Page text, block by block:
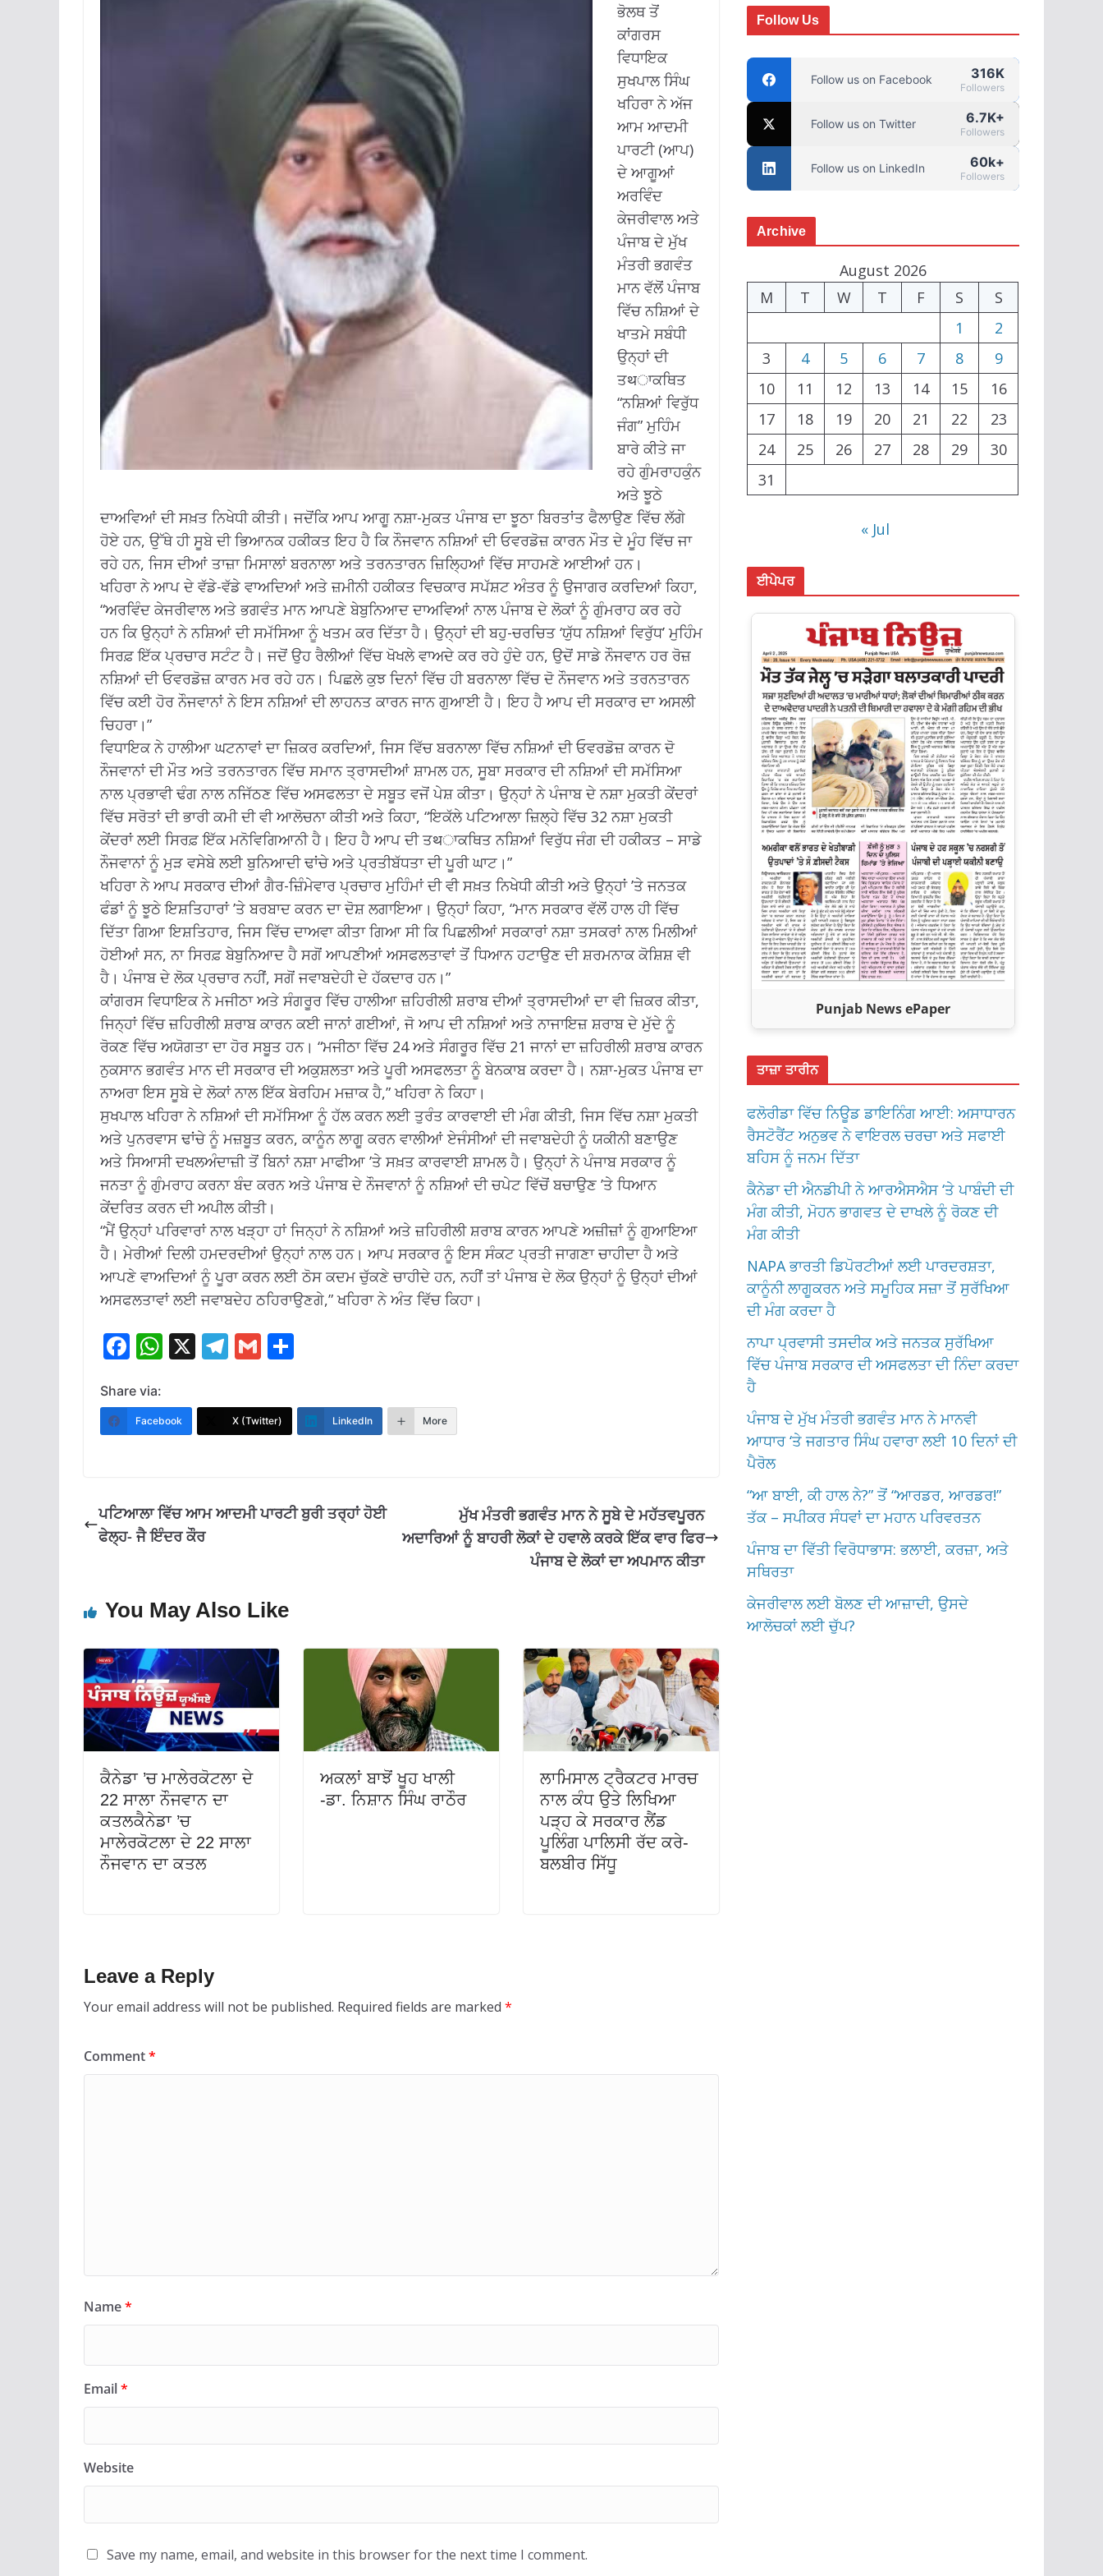
ਭੋਲਥ ਤੋਂ
ਕਾਂਗਰਸ
ਵਿਧਾਇਕ
ਸੁਖਪਾਲ ਸਿੰਘ
ਖਹਿਰਾ ਨੇ ਅੱਜ
ਆਮ ਆਦਮੀ
ਪਾਰਟੀ (ਆਪ)
ਦੇ ਆਗੂਆਂ
ਅਰਵਿੰਦ
ਕੇਜਰੀਵਾਲ ਅਤੇ
ਪੰਜਾਬ ਦੇ ਮੁੱਖ
ਮੰਤਰੀ ਭਗਵੰਤ
ਮਾਨ ਵੱਲੋਂ ਪੰਜਾਬ
ਵਿੱਚ ਨਸ਼ਿਆਂ ਦੇ
ਖਾਤਮੇ ਸਬੰਧੀ
ਉਨ੍ਹਾਂ ਦੀ
ਤथਾਕਥਿਤ
“ਨਸ਼ਿਆਂ ਵਿਰੁੱਧ
ਜੰਗ” ਮੁਹਿੰਮ
ਬਾਰੇ ਕੀਤੇ ਜਾ
ਰਹੇ ਗੁੰਮਰਾਹਕੁੰਨ
ਅਤੇ ਝੂਠੇ
ਦਾਅਵਿਆਂ ਦੀ ਸਖ਼ਤ ਨਿਖੇਧੀ ਕੀਤੀ। ਜਦੋਂਕਿ ਆਪ ਆਗੂ ਨਸ਼ਾ-ਮੁਕਤ ਪੰਜਾਬ ਦਾ ਝੂਠਾ ਬਿਰਤਾਂਤ ਫੈਲਾਉਣ ਵਿੱਚ ਲੱਗੇ
ਹੋਏ ਹਨ, ਉੱਥੇ ਹੀ ਸੂਬੇ ਦੀ ਭਿਆਨਕ ਹਕੀਕਤ ਇਹ ਹੈ ਕਿ ਨੌਜਵਾਨ ਨਸ਼ਿਆਂ ਦੀ ਓਵਰਡੋਜ਼ ਕਾਰਨ ਮੌਤ ਦੇ ਮੂੰਹ ਵਿੱਚ ਜਾ
ਰਹੇ ਹਨ, ਜਿਸ ਦੀਆਂ ਤਾਜ਼ਾ ਮਿਸਾਲਾਂ ਬਰਨਾਲਾ ਅਤੇ ਤਰਨਤਾਰਨ ਜ਼ਿਲ੍ਹਿਆਂ ਵਿੱਚ ਸਾਹਮਣੇ ਆਈਆਂ ਹਨ।
ਖਹਿਰਾ ਨੇ ਆਪ ਦੇ ਵੱਡੇ-ਵੱਡੇ ਵਾਅਦਿਆਂ ਅਤੇ ਜ਼ਮੀਨੀ ਹਕੀਕਤ ਵਿਚਕਾਰ ਸਪੱਸ਼ਟ ਅੰਤਰ ਨੂੰ ਉਜਾਗਰ ਕਰਦਿਆਂ ਕਿਹਾ,
“ਅਰਵਿੰਦ ਕੇਜਰੀਵਾਲ ਅਤੇ ਭਗਵੰਤ ਮਾਨ ਆਪਣੇ ਬੇਬੁਨਿਆਦ ਦਾਅਵਿਆਂ ਨਾਲ ਪੰਜਾਬ ਦੇ ਲੋਕਾਂ ਨੂੰ ਗੁੰਮਰਾਹ ਕਰ ਰਹੇ
ਹਨ ਕਿ ਉਨ੍ਹਾਂ ਨੇ ਨਸ਼ਿਆਂ ਦੀ ਸਮੱਸਿਆ ਨੂੰ ਖਤਮ ਕਰ ਦਿੱਤਾ ਹੈ। ਉਨ੍ਹਾਂ ਦੀ ਬਹੁ-ਚਰਚਿਤ ‘ਯੁੱਧ ਨਸ਼ਿਆਂ ਵਿਰੁੱਧ’ ਮੁਹਿੰਮ
ਸਿਰਫ਼ ਇੱਕ ਪ੍ਰਚਾਰ ਸਟੰਟ ਹੈ। ਜਦੋਂ ਉਹ ਰੈਲੀਆਂ ਵਿੱਚ ਖੋਖਲੇ ਵਾਅਦੇ ਕਰ ਰਹੇ ਹੁੰਦੇ ਹਨ, ਉਦੋਂ ਸਾਡੇ ਨੌਜਵਾਨ ਹਰ ਰੋਜ਼
ਨਸ਼ਿਆਂ ਦੀ ਓਵਰਡੋਜ਼ ਕਾਰਨ ਮਰ ਰਹੇ ਹਨ। ਪਿਛਲੇ ਕੁਝ ਦਿਨਾਂ ਵਿੱਚ ਹੀ ਬਰਨਾਲਾ ਵਿੱਚ ਦੋ ਨੌਜਵਾਨ ਅਤੇ ਤਰਨਤਾਰਨ
ਵਿੱਚ ਕਈ ਹੋਰ ਨੌਜਵਾਨਾਂ ਨੇ ਇਸ ਨਸ਼ਿਆਂ ਦੀ ਲਾਹਨਤ ਕਾਰਨ ਜਾਨ ਗੁਆਈ ਹੈ। ਇਹ ਹੈ ਆਪ ਦੀ ਸਰਕਾਰ ਦਾ ਅਸਲੀ
ਚਿਹਰਾ।”
ਵਿਧਾਇਕ ਨੇ ਹਾਲੀਆ ਘਟਨਾਵਾਂ ਦਾ ਜ਼ਿਕਰ ਕਰਦਿਆਂ, ਜਿਸ ਵਿੱਚ ਬਰਨਾਲਾ ਵਿੱਚ ਨਸ਼ਿਆਂ ਦੀ ਓਵਰਡੋਜ਼ ਕਾਰਨ ਦੋ
ਨੌਜਵਾਨਾਂ ਦੀ ਮੌਤ ਅਤੇ ਤਰਨਤਾਰਨ ਵਿੱਚ ਸਮਾਨ ਤ੍ਰਾਸਦੀਆਂ ਸ਼ਾਮਲ ਹਨ, ਸੂਬਾ ਸਰਕਾਰ ਦੀ ਨਸ਼ਿਆਂ ਦੀ ਸਮੱਸਿਆ
ਨਾਲ ਪ੍ਰਭਾਵੀ ਢੰਗ ਨਾਲ ਨਜਿੱਠਣ ਵਿੱਚ ਅਸਫਲਤਾ ਦੇ ਸਬੂਤ ਵਜੋਂ ਪੇਸ਼ ਕੀਤਾ। ਉਨ੍ਹਾਂ ਨੇ ਪੰਜਾਬ ਦੇ ਨਸ਼ਾ ਮੁਕਤੀ ਕੇਂਦਰਾਂ
ਵਿੱਚ ਸਰੋਤਾਂ ਦੀ ਭਾਰੀ ਕਮੀ ਦੀ ਵੀ ਆਲੋਚਨਾ ਕੀਤੀ ਅਤੇ ਕਿਹਾ, “ਇਕੱਲੇ ਪਟਿਆਲਾ ਜ਼ਿਲ੍ਹੇ ਵਿੱਚ 32 ਨਸ਼ਾ ਮੁਕਤੀ
ਕੇਂਦਰਾਂ ਲਈ ਸਿਰਫ਼ ਇੱਕ ਮਨੋਵਿਗਿਆਨੀ ਹੈ। ਇਹ ਹੈ ਆਪ ਦੀ ਤथਾਕਥਿਤ ਨਸ਼ਿਆਂ ਵਿਰੁੱਧ ਜੰਗ ਦੀ ਹਕੀਕਤ – ਸਾਡੇ
ਨੌਜਵਾਨਾਂ ਨੂੰ ਮੁੜ ਵਸੇਬੇ ਲਈ ਬੁਨਿਆਦੀ ਢਾਂਚੇ ਅਤੇ ਪ੍ਰਤੀਬੱਧਤਾ ਦੀ ਪੂਰੀ ਘਾਟ।”
ਖਹਿਰਾ ਨੇ ਆਪ ਸਰਕਾਰ ਦੀਆਂ ਗੈਰ-ਜ਼ਿੰਮੇਵਾਰ ਪ੍ਰਚਾਰ ਮੁਹਿੰਮਾਂ ਦੀ ਵੀ ਸਖ਼ਤ ਨਿਖੇਧੀ ਕੀਤੀ ਅਤੇ ਉਨ੍ਹਾਂ ’ਤੇ ਜਨਤਕ
ਫੰਡਾਂ ਨੂੰ ਝੂਠੇ ਇਸ਼ਤਿਹਾਰਾਂ ’ਤੇ ਬਰਬਾਦ ਕਰਨ ਦਾ ਦੋਸ਼ ਲਗਾਇਆ। ਉਨ੍ਹਾਂ ਕਿਹਾ, “ਮਾਨ ਸਰਕਾਰ ਵੱਲੋਂ ਹਾਲ ਹੀ ਵਿੱਚ
ਦਿੱਤਾ ਗਿਆ ਇਸ਼ਤਿਹਾਰ, ਜਿਸ ਵਿੱਚ ਦਾਅਵਾ ਕੀਤਾ ਗਿਆ ਸੀ ਕਿ ਪਿਛਲੀਆਂ ਸਰਕਾਰਾਂ ਨਸ਼ਾ ਤਸਕਰਾਂ ਨਾਲ ਮਿਲੀਆਂ
ਹੋਈਆਂ ਸਨ, ਨਾ ਸਿਰਫ਼ ਬੇਬੁਨਿਆਦ ਹੈ ਸਗੋਂ ਆਪਣੀਆਂ ਅਸਫਲਤਾਵਾਂ ਤੋਂ ਧਿਆਨ ਹਟਾਉਣ ਦੀ ਸ਼ਰਮਨਾਕ ਕੋਸ਼ਿਸ਼ ਵੀ
ਹੈ। ਪੰਜਾਬ ਦੇ ਲੋਕ ਪ੍ਰਚਾਰ ਨਹੀਂ, ਸਗੋਂ ਜਵਾਬਦੇਹੀ ਦੇ ਹੱਕਦਾਰ ਹਨ।”
ਕਾਂਗਰਸ ਵਿਧਾਇਕ ਨੇ ਮਜੀਠਾ ਅਤੇ ਸੰਗਰੂਰ ਵਿੱਚ ਹਾਲੀਆ ਜ਼ਹਿਰੀਲੀ ਸ਼ਰਾਬ ਦੀਆਂ ਤ੍ਰਾਸਦੀਆਂ ਦਾ ਵੀ ਜ਼ਿਕਰ ਕੀਤਾ,
ਜਿਨ੍ਹਾਂ ਵਿੱਚ ਜ਼ਹਿਰੀਲੀ ਸ਼ਰਾਬ ਕਾਰਨ ਕਈ ਜਾਨਾਂ ਗਈਆਂ, ਜੋ ਆਪ ਦੀ ਨਸ਼ਿਆਂ ਅਤੇ ਨਾਜਾਇਜ਼ ਸ਼ਰਾਬ ਦੇ ਮੁੱਦੇ ਨੂੰ
ਰੋਕਣ ਵਿੱਚ ਅਯੋਗਤਾ ਦਾ ਹੋਰ ਸਬੂਤ ਹਨ। “ਮਜੀਠਾ ਵਿੱਚ 24 ਅਤੇ ਸੰਗਰੂਰ ਵਿੱਚ 21 ਜਾਨਾਂ ਦਾ ਜ਼ਹਿਰੀਲੀ ਸ਼ਰਾਬ ਕਾਰਨ
ਨੁਕਸਾਨ ਭਗਵੰਤ ਮਾਨ ਦੀ ਸਰਕਾਰ ਦੀ ਅਕੁਸ਼ਲਤਾ ਅਤੇ ਪੂਰੀ ਅਸਫਲਤਾ ਨੂੰ ਬੇਨਕਾਬ ਕਰਦਾ ਹੈ। ਨਸ਼ਾ-ਮੁਕਤ ਪੰਜਾਬ ਦਾ
ਨਾਅਰਾ ਇਸ ਸੂਬੇ ਦੇ ਲੋਕਾਂ ਨਾਲ ਇੱਕ ਬੇਰਹਿਮ ਮਜ਼ਾਕ ਹੈ,” ਖਹਿਰਾ ਨੇ ਕਿਹਾ।
ਸੁਖਪਾਲ ਖਹਿਰਾ ਨੇ ਨਸ਼ਿਆਂ ਦੀ ਸਮੱਸਿਆ ਨੂੰ ਹੱਲ ਕਰਨ ਲਈ ਤੁਰੰਤ ਕਾਰਵਾਈ ਦੀ ਮੰਗ ਕੀਤੀ, ਜਿਸ ਵਿੱਚ ਨਸ਼ਾ ਮੁਕਤੀ
ਅਤੇ ਪੁਨਰਵਾਸ ਢਾਂਚੇ ਨੂੰ ਮਜ਼ਬੂਤ ਕਰਨ, ਕਾਨੂੰਨ ਲਾਗੂ ਕਰਨ ਵਾਲੀਆਂ ਏਜੰਸੀਆਂ ਦੀ ਜਵਾਬਦੇਹੀ ਨੂੰ ਯਕੀਨੀ ਬਣਾਉਣ
ਅਤੇ ਸਿਆਸੀ ਦਖਲਅੰਦਾਜ਼ੀ ਤੋਂ ਬਿਨਾਂ ਨਸ਼ਾ ਮਾਫੀਆ ’ਤੇ ਸਖ਼ਤ ਕਾਰਵਾਈ ਸ਼ਾਮਲ ਹੈ। ਉਨ੍ਹਾਂ ਨੇ ਪੰਜਾਬ ਸਰਕਾਰ ਨੂੰ
ਜਨਤਾ ਨੂੰ ਗੁੰਮਰਾਹ ਕਰਨਾ ਬੰਦ ਕਰਨ ਅਤੇ ਪੰਜਾਬ ਦੇ ਨੌਜਵਾਨਾਂ ਨੂੰ ਨਸ਼ਿਆਂ ਦੀ ਚਪੇਟ ਵਿੱਚੋਂ ਬਚਾਉਣ ’ਤੇ ਧਿਆਨ
ਕੇਂਦਰਿਤ ਕਰਨ ਦੀ ਅਪੀਲ ਕੀਤੀ।
“ਮੈਂ ਉਨ੍ਹਾਂ ਪਰਿਵਾਰਾਂ ਨਾਲ ਖੜ੍ਹਾ ਹਾਂ ਜਿਨ੍ਹਾਂ ਨੇ ਨਸ਼ਿਆਂ ਅਤੇ ਜ਼ਹਿਰੀਲੀ ਸ਼ਰਾਬ ਕਾਰਨ ਆਪਣੇ ਅਜ਼ੀਜ਼ਾਂ ਨੂੰ ਗੁਆਇਆ
ਹੈ। ਮੇਰੀਆਂ ਦਿਲੀ ਹਮਦਰਦੀਆਂ ਉਨ੍ਹਾਂ ਨਾਲ ਹਨ। ਆਪ ਸਰਕਾਰ ਨੂੰ ਇਸ ਸੰਕਟ ਪ੍ਰਤੀ ਜਾਗਣਾ ਚਾਹੀਦਾ ਹੈ ਅਤੇ
ਆਪਣੇ ਵਾਅਦਿਆਂ ਨੂੰ ਪੂਰਾ ਕਰਨ ਲਈ ਠੋਸ ਕਦਮ ਚੁੱਕਣੇ ਚਾਹੀਦੇ ਹਨ, ਨਹੀਂ ਤਾਂ ਪੰਜਾਬ ਦੇ ਲੋਕ ਉਨ੍ਹਾਂ ਨੂੰ ਉਨ੍ਹਾਂ ਦੀਆਂ
ਅਸਫਲਤਾਵਾਂ ਲਈ ਜਵਾਬਦੇਹ ਠਹਿਰਾਉਣਗੇ,” ਖਹਿਰਾ ਨੇ ਅੰਤ ਵਿੱਚ ਕਿਹਾ।
F
e
b
k
W
at
s
p
X T
e
gr
G
ai
l
ar
e
Share via:
Facebook X (Twitter) LinkedIn More
ਪਟਿਆਲਾ ਵਿੱਚ ਆਮ ਆਦਮੀ ਪਾਰਟੀ ਬੁਰੀ ਤਰ੍ਹਾਂ ਹੋਈ
ਫੇਲ੍ਹ- ਜੈ ਇੰਦਰ ਕੌਰ
ਮੁੱਖ ਮੰਤਰੀ ਭਗਵੰਤ ਮਾਨ ਨੇ ਸੂਬੇ ਦੇ ਮਹੱਤਵਪੂਰਨ
ਅਦਾਰਿਆਂ ਨੂੰ ਬਾਹਰੀ ਲੋਕਾਂ ਦੇ ਹਵਾਲੇ ਕਰਕੇ ਇੱਕ ਵਾਰ ਫਿਰ
ਪੰਜਾਬ ਦੇ ਲੋਕਾਂ ਦਾ ਅਪਮਾਨ ਕੀਤਾ
You May Also Like
ਕੈਨੇਡਾ ’ਚ ਮਾਲੇਰਕੋਟਲਾ ਦੇ
22 ਸਾਲਾ ਨੌਜਵਾਨ ਦਾ
ਕਤਲਕੈਨੇਡਾ ’ਚ
ਮਾਲੇਰਕੋਟਲਾ ਦੇ 22 ਸਾਲਾ
ਨੌਜਵਾਨ ਦਾ ਕਤਲ
ਅਕਲਾਂ ਬਾਝੋਂ ਖੂਹ ਖਾਲੀ
-ਡਾ. ਨਿਸ਼ਾਨ ਸਿੰਘ ਰਾਠੌਰ
ਲਾਮਿਸਾਲ ਟ੍ਰੈਕਟਰ ਮਾਰਚ
ਨਾਲ ਕੰਧ ਉਤੇ ਲਿਖਿਆ
ਪੜ੍ਹ ਕੇ ਸਰਕਾਰ ਲੈਂਡ
ਪੂਲਿੰਗ ਪਾਲਿਸੀ ਰੱਦ ਕਰੇ-
ਬਲਬੀਰ ਸਿੱਧੂ
Leave a Reply
Your email address will not be published. Required fields are marked *
Comment*
Name*
Email*
Website
Save my name, email, and website in this browser for the next time I comment.
Follow Us
Follow us on Facebook 316K
Followers
Follow us on Twitter 6.7K+
Followers
Follow us on LinkedIn 60k+
Followers
Archive
August 2026
M
T W T F S
S
1
2
3
4 5 6 7 8
9
10
11 12 13 14 15
16
17
18 19 20 21 22
23
24
25 26 27 28 29
30
31
« Jul
ਈਪੇਪਰ
Punjab News ePaper
ਤਾਜ਼ਾ ਤਾਰੀਨ
ਫਲੋਰੀਡਾ ਵਿੱਚ ਨਿਊਡ ਡਾਇਨਿੰਗ ਆਈ: ਅਸਾਧਾਰਨ
ਰੈਸਟੋਰੈਂਟ ਅਨੁਭਵ ਨੇ ਵਾਇਰਲ ਚਰਚਾ ਅਤੇ ਸਫਾਈ
ਬਹਿਸ ਨੂੰ ਜਨਮ ਦਿੱਤਾ
ਕੈਨੇਡਾ ਦੀ ਐਨਡੀਪੀ ਨੇ ਆਰਐਸਐਸ ‘ਤੇ ਪਾਬੰਦੀ ਦੀ
ਮੰਗ ਕੀਤੀ, ਮੋਹਨ ਭਾਗਵਤ ਦੇ ਦਾਖਲੇ ਨੂੰ ਰੋਕਣ ਦੀ
ਮੰਗ ਕੀਤੀ
NAPA ਭਾਰਤੀ ਡਿਪੋਰਟੀਆਂ ਲਈ ਪਾਰਦਰਸ਼ਤਾ,
ਕਾਨੂੰਨੀ ਲਾਗੂਕਰਨ ਅਤੇ ਸਮੂਹਿਕ ਸਜ਼ਾ ਤੋਂ ਸੁਰੱਖਿਆ
ਦੀ ਮੰਗ ਕਰਦਾ ਹੈ
ਨਾਪਾ ਪ੍ਰਵਾਸੀ ਤਸਦੀਕ ਅਤੇ ਜਨਤਕ ਸੁਰੱਖਿਆ
ਵਿੱਚ ਪੰਜਾਬ ਸਰਕਾਰ ਦੀ ਅਸਫਲਤਾ ਦੀ ਨਿੰਦਾ ਕਰਦਾ
ਹੈ
ਪੰਜਾਬ ਦੇ ਮੁੱਖ ਮੰਤਰੀ ਭਗਵੰਤ ਮਾਨ ਨੇ ਮਾਨਵੀ
ਆਧਾਰ ‘ਤੇ ਜਗਤਾਰ ਸਿੰਘ ਹਵਾਰਾ ਲਈ 10 ਦਿਨਾਂ ਦੀ
ਪੈਰੋਲ
“ਆ ਬਾਈ, ਕੀ ਹਾਲ ਨੇ?” ਤੋਂ “ਆਰਡਰ, ਆਰਡਰ!”
ਤੱਕ – ਸਪੀਕਰ ਸੰਧਵਾਂ ਦਾ ਮਹਾਨ ਪਰਿਵਰਤਨ
ਪੰਜਾਬ ਦਾ ਵਿੱਤੀ ਵਿਰੋਧਾਭਾਸ: ਭਲਾਈ, ਕਰਜ਼ਾ, ਅਤੇ
ਸਥਿਰਤਾ
ਕੇਜਰੀਵਾਲ ਲਈ ਬੋਲਣ ਦੀ ਆਜ਼ਾਦੀ, ਉਸਦੇ
ਆਲੋਚਕਾਂ ਲਈ ਚੁੱਪ?